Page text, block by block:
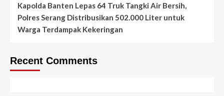
Kapolda Banten Lepas 64 Truk Tangki Air Bersih,
Polres Serang Distribusikan 502.000 Liter untuk
Warga Terdampak Kekeringan
Recent Comments